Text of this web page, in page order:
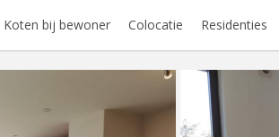
Koten bij bewoner Colocatie Residenties